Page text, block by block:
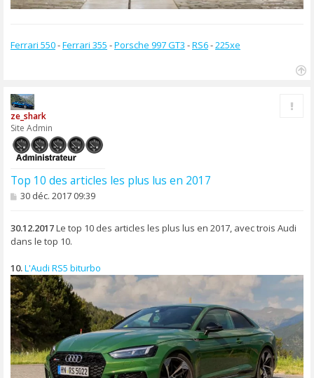
Ferrari 550-Ferrari 355 -Porsche 997 GT3 -RS6-225xe
ze_shark
Site Admin
Top 10 des articles les plus lus en 2017
M
s
a
g
30 déc. 2017 09:39
30.12.2017Le top 10 des articles les plus lus en 2017, avec trois Audi
dans le top 10.
10.L'Audi RS5 biturbo